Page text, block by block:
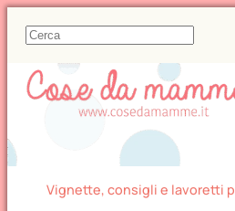
C
r
c
Vignette, consigli e lavoretti